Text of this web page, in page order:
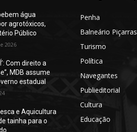
água
agrotóxicos,
Público
2026
Com direito a
MDB assume
estadual
e Aquicultura
tainha para o
Penha
Balneário Piçarras
Turismo
Política
Navegantes
Publieditorial
Cultura
Educação